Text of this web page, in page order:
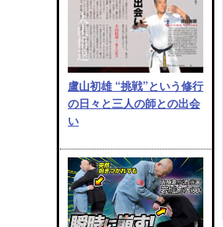
盧山初雄 “挑戦”という修行
の日々と三人の師との出会
い